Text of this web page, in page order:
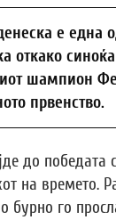
е една
откако
шампион
првенство.
до победата
на времето.
бурно го